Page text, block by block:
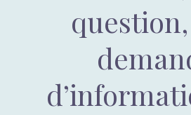
09 84 43 24 68